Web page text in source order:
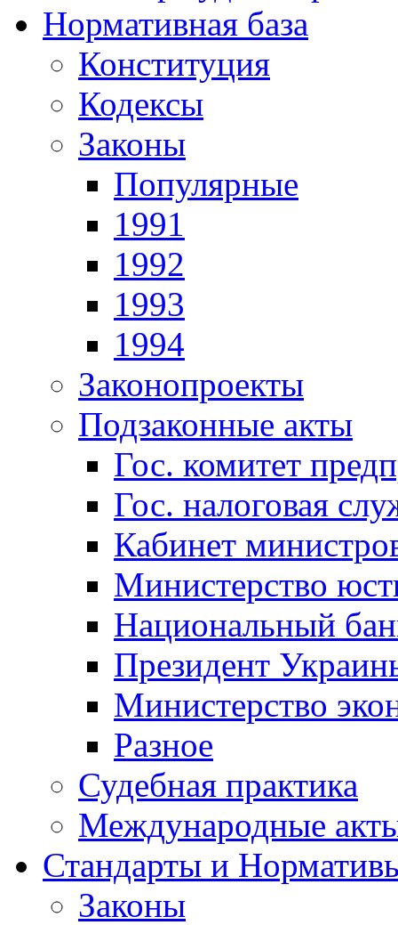
Нормативная база
Конституция
Кодексы
Законы
Популярные
1991
1992
1993
1994
Законопроекты
Подзаконные акты
Гос. комитет
Гос. налоговая
Кабинет
Министерство
Национальный
Президент
Министерство
Разное
Судебная практика
Международные
Стандарты и
Законы